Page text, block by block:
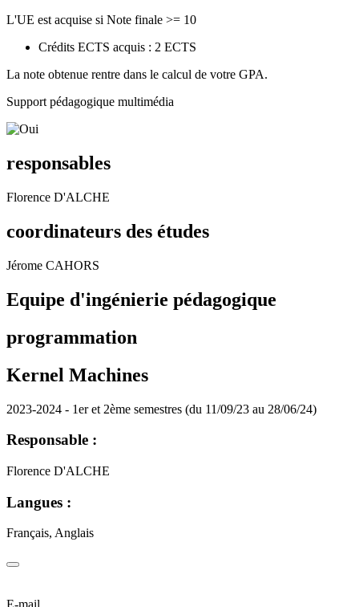
L'UE est acquise si Note finale >= 10
Crédits ECTS acquis : 2 ECTS
La note obtenue rentre dans le calcul de votre GPA.
Support pédagogique multimédia
responsables
Florence D'ALCHE
coordinateurs des études
Jérome CAHORS
Equipe d'ingénierie pédagogique
programmation
Kernel Machines
2023-2024 - 1er et 2ème semestres (du 11/09/23 au 28/06/24)
Responsable :
Florence D'ALCHE
Langues :
Français, Anglais
E-mail